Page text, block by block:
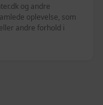
og andre
oplevelse, som
andre forhold i